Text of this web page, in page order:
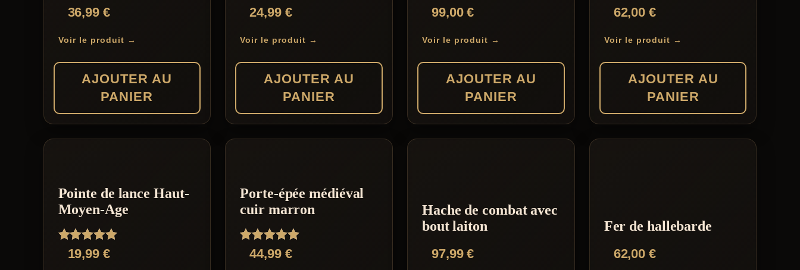
36,99 €
Voir le produit →
AJOUTER AU
PANIER
24,99 €
Voir le produit →
AJOUTER AU
PANIER
Note
5.00
99,00€
Voir le produit →
AJOUTER AU
PANIER
62,00€
Voir le produit →
AJOUTER AU
PANIER
Pointe de lance Haut-
Moyen-Age
Note
5.00
19,99 €
Porte-épée médiéval
cuir marron
Note
5.0044,99 €
Hache de combat avec
bout laiton
97,99€
Fer de hallebarde
62,00€